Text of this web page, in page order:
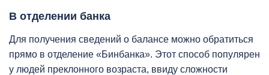
В отделении банка
Для получения сведений о балансе можно обратиться
прямо в отделение «Бинбанка». Этот способ популярен
у людей преклонного возраста, ввиду сложности